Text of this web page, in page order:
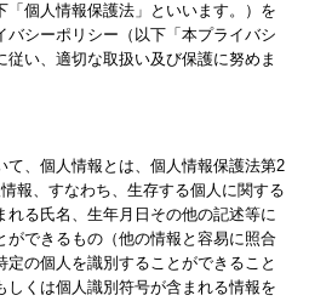
個人情報保護法」といいます。）を
バシーポリシー（以下「本プライバシ
い、適切な取扱い及び保護に努めま
て、個人情報とは、個人情報保護法第2
報、すなわち、生存する個人に関する
る氏名、生年月日その他の記述等に
ができるもの（他の情報と容易に照合
の個人を識別することができること
しくは個人識別符号が含まれる情報を